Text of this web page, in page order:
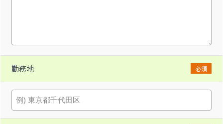
勤務地 必須